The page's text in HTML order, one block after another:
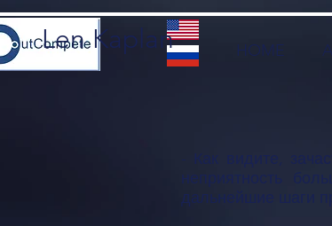
Len Kaplan HOME
- Как видите,
неприятность
дальнейшие шаги